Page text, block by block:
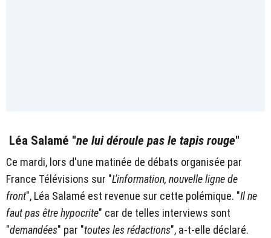
Léa Salamé "ne lui déroule pas le tapis rouge"
Ce mardi, lors d'une matinée de débats organisée par
France Télévisions sur "L'information, nouvelle ligne de
front", Léa Salamé est revenue sur cette polémique. "Il ne
faut pas être hypocrite" car de telles interviews sont
"demandées" par "toutes les rédactions", a-t-elle déclaré.